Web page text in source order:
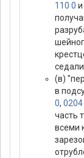
110 0 и
(в)
в
0, 0204
часть
всеми